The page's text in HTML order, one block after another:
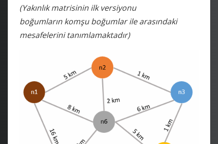
(Yakınlık matrisinin ilk versiyonu
boğumların komşu boğumlar ile arasındaki
mesafelerini tanımlamaktadır)